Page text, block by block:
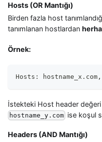
Hosts (OR Mantığı)
Birden fazla host
tanımlanan hostlardan
Örnek:
Hosts:
İstekteki Host header değeri
hostname_y.com ise koşul
Headers (AND Mantığı)